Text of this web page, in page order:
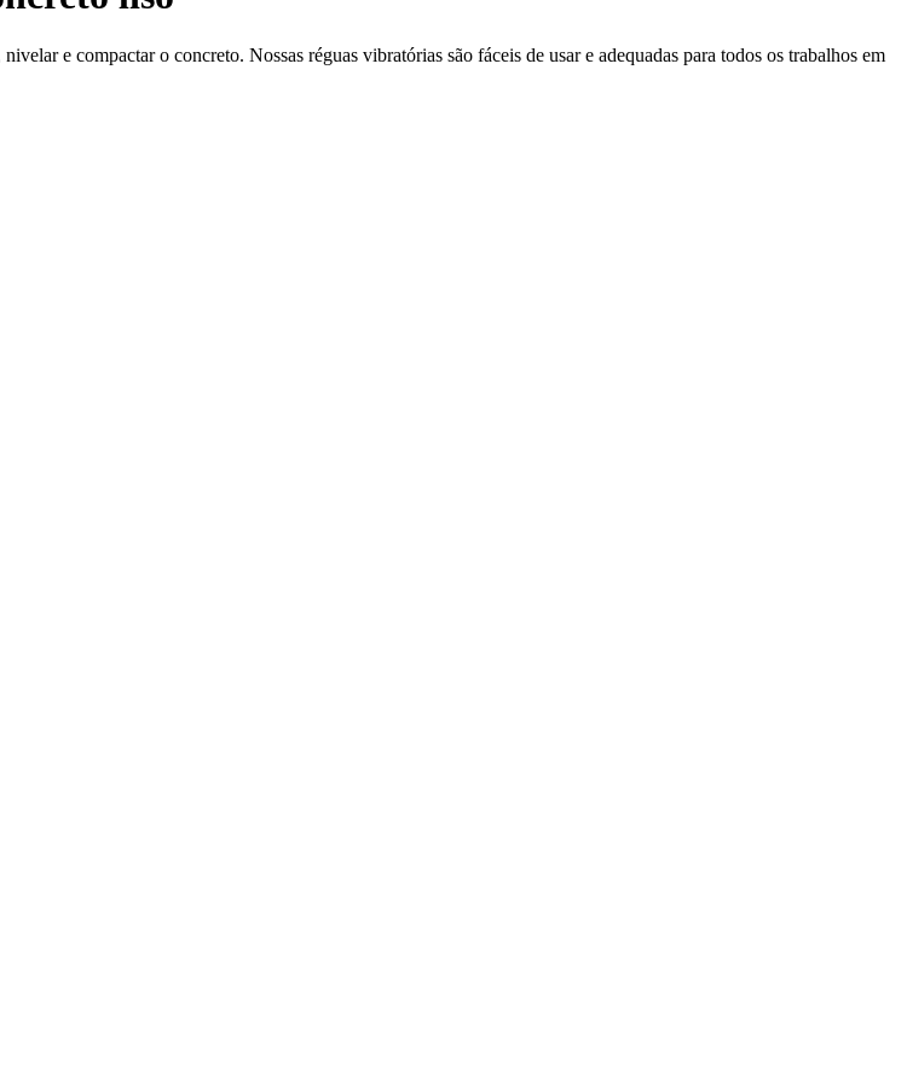
e compactar o concreto. Nossas réguas vibratórias são fáceis de usar e adequadas para todos os trabalhos em